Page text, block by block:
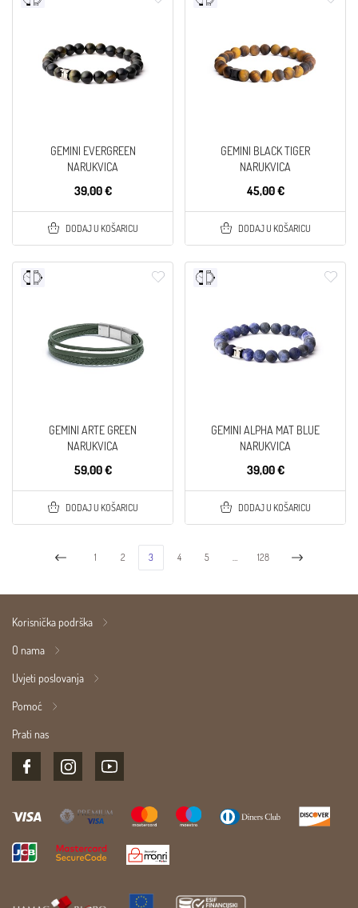
GEMINI EVERGREEN
NARUKVICA
39,00 €
DODAJ U KOŠARICU
GEMINI BLACK TIGER
NARUKVICA
45,00 €
DODAJ U KOŠARICU
GEMINI ARTE GREEN
NARUKVICA
59,00 €
DODAJ U KOŠARICU
GEMINI ALPHA MAT BLUE
NARUKVICA
39,00 €
DODAJ U KOŠARICU
1 2 3 4 5 … 128
Korisnička podrška
O nama
Uvjeti poslovanja
Pomoć
Prati nas